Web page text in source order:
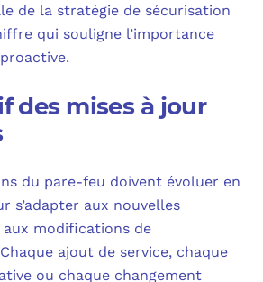
de la stratégie de sécurisation
qui souligne l’importance
des mises à jour
du pare-feu doivent évoluer en
s’adapter aux nouvelles
modifications de
ajout de service, chaque
ou chaque changement